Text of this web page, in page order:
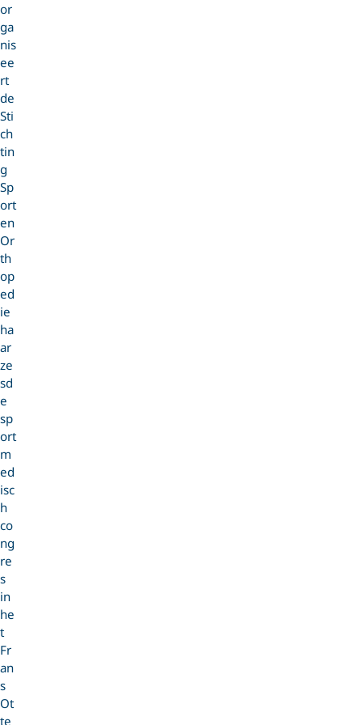
or
ga
nis
ee
rt
de
Sti
ch
tin
g
Sp
ort
en
Or
th
op
ed
ie
ha
ar
ze
sd
e
sp
ort
m
ed
isc
h
co
ng
re
s
in
he
t
Fr
an
s
Ot
te